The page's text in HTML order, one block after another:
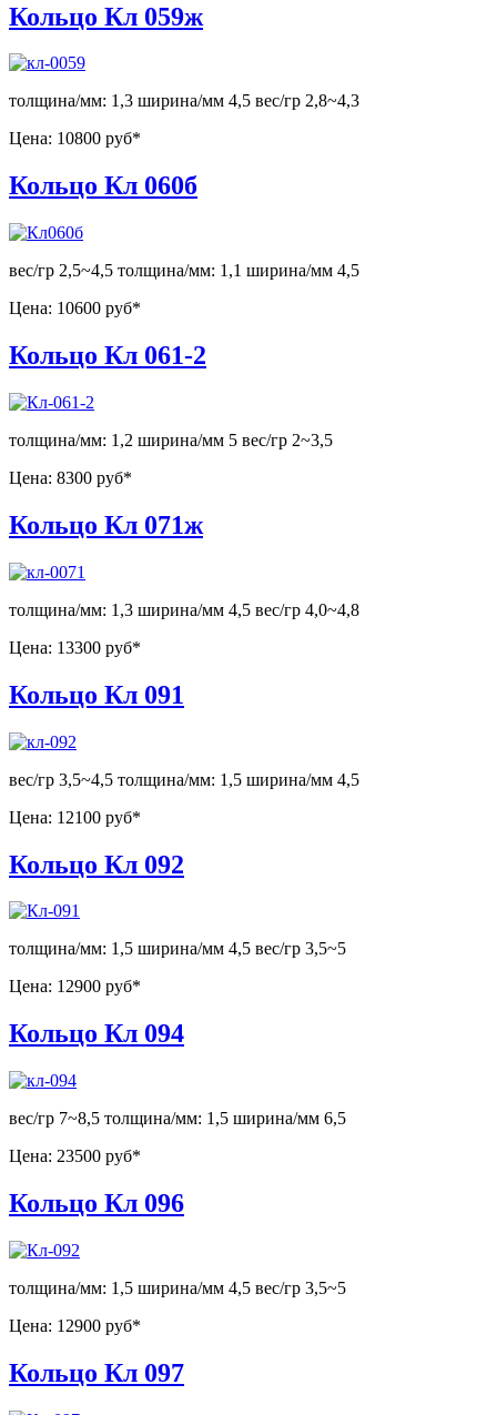
Кольцо Кл 059ж
толщина/мм: 1,3 ширина/мм 4,5 вес/гр 2,8~4,3
Цена: 10800 руб*
Кольцо Кл 060б
вес/гр 2,5~4,5 толщина/мм: 1,1 ширина/мм 4,5
Цена: 10600 руб*
Кольцо Кл 061-2
толщина/мм: 1,2 ширина/мм 5 вес/гр 2~3,5
Цена: 8300 руб*
Кольцо Кл 071ж
толщина/мм: 1,3 ширина/мм 4,5 вес/гр 4,0~4,8
Цена: 13300 руб*
Кольцо Кл 091
вес/гр 3,5~4,5 толщина/мм: 1,5 ширина/мм 4,5
Цена: 12100 руб*
Кольцо Кл 092
толщина/мм: 1,5 ширина/мм 4,5 вес/гр 3,5~5
Цена: 12900 руб*
Кольцо Кл 094
вес/гр 7~8,5 толщина/мм: 1,5 ширина/мм 6,5
Цена: 23500 руб*
Кольцо Кл 096
толщина/мм: 1,5 ширина/мм 4,5 вес/гр 3,5~5
Цена: 12900 руб*
Кольцо Кл 097